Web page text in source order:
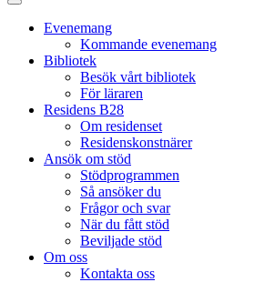
Stäng
huvudmenyn
Evenemang
Kommande evenemang
Bibliotek
Besök vårt bibliotek
För läraren
Residens B28
Om residenset
Residenskonstnärer
Ansök om stöd
Stödprogrammen
Så ansöker du
Frågor och svar
När du fått stöd
Beviljade stöd
Om oss
Kontakta oss